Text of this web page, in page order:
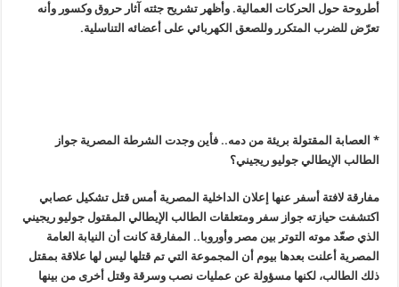
أطروحة حول الحركات العمالية. وأظهر تشريح جثته آثار حروق وكسور وأنه
تعرّض للضرب المتكرر وللصعق الكهربائي على أعضائه التناسلية.
* العصابة المقتولة بريئة من دمه.. فأين وجدت الشرطة المصرية جواز
الطالب الإيطالي جوليو ريجيني؟
مفارقة لافتة أسفر عنها إعلان الداخلية المصرية أمس قتل تشكيل عصابي
اكتشفت حيازته جواز سفر ومتعلقات الطالب الإيطالي المقتول جوليو ريجيني
الذي صعّد موته التوتر بين مصر وأوروبا.. المفارقة كانت أن النيابة العامة
المصرية أعلنت بعدها بيوم أن المجموعة التي تم قتلها ليس لها علاقة بمقتل
ذلك الطالب، لكنها مسؤولة عن عمليات نصب وسرقة وقتل أخرى من بينها